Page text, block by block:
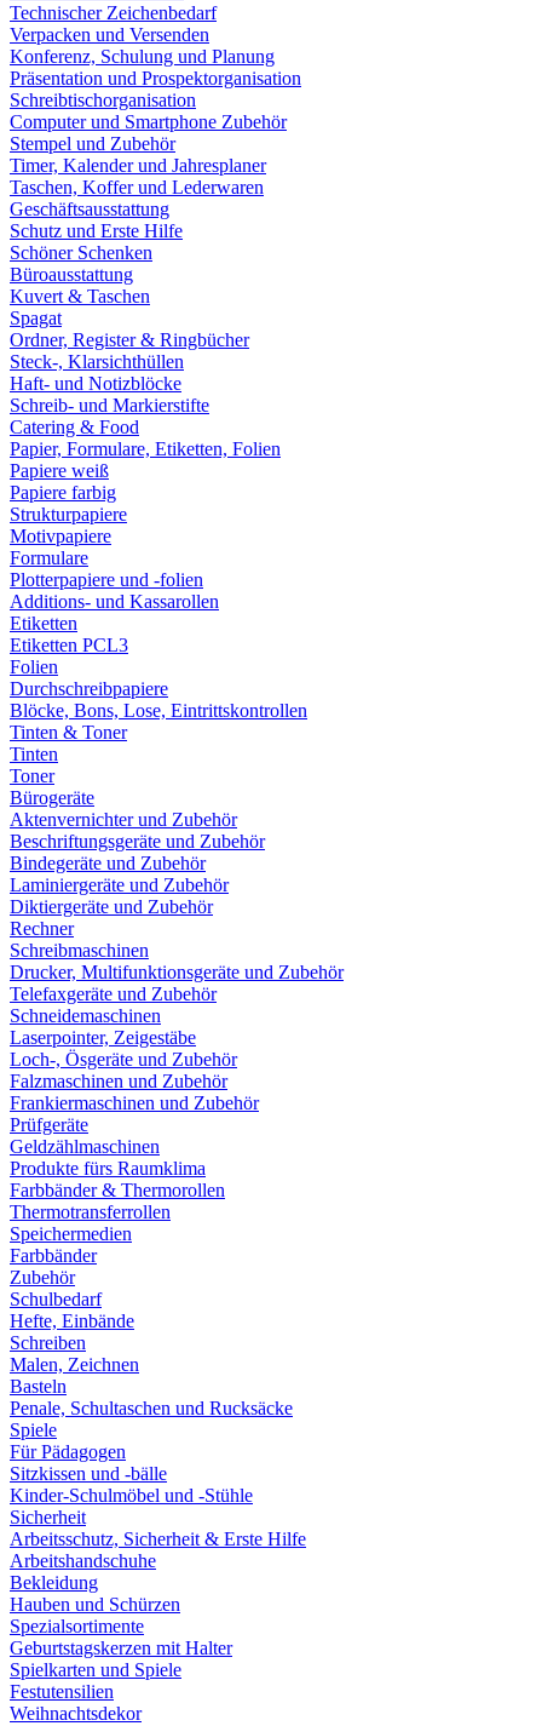
Technischer Zeichenbedarf
Verpacken und Versenden
Konferenz, Schulung und Planung
Präsentation und Prospektorganisation
Schreibtischorganisation
Computer und Smartphone Zubehör
Stempel und Zubehör
Timer, Kalender und Jahresplaner
Taschen, Koffer und Lederwaren
Geschäftsausstattung
Schutz und Erste Hilfe
Schöner Schenken
Büroausstattung
Kuvert & Taschen
Spagat
Ordner, Register & Ringbücher
Steck-, Klarsichthüllen
Haft- und Notizblöcke
Schreib- und Markierstifte
Catering & Food
Papier, Formulare, Etiketten, Folien
Papiere weiß
Papiere farbig
Strukturpapiere
Motivpapiere
Formulare
Plotterpapiere und -folien
Additions- und Kassarollen
Etiketten
Etiketten PCL3
Folien
Durchschreibpapiere
Blöcke, Bons, Lose, Eintrittskontrollen
Tinten & Toner
Tinten
Toner
Bürogeräte
Aktenvernichter und Zubehör
Beschriftungsgeräte und Zubehör
Bindegeräte und Zubehör
Laminiergeräte und Zubehör
Diktiergeräte und Zubehör
Rechner
Schreibmaschinen
Drucker, Multifunktionsgeräte und Zubehör
Telefaxgeräte und Zubehör
Schneidemaschinen
Laserpointer, Zeigestäbe
Loch-, Ösgeräte und Zubehör
Falzmaschinen und Zubehör
Frankiermaschinen und Zubehör
Prüfgeräte
Geldzählmaschinen
Produkte fürs Raumklima
Farbbänder & Thermorollen
Thermotransferrollen
Speichermedien
Farbbänder
Zubehör
Schulbedarf
Hefte, Einbände
Schreiben
Malen, Zeichnen
Basteln
Penale, Schultaschen und Rucksäcke
Spiele
Für Pädagogen
Sitzkissen und -bälle
Kinder-Schulmöbel und -Stühle
Sicherheit
Arbeitsschutz, Sicherheit & Erste Hilfe
Arbeitshandschuhe
Bekleidung
Hauben und Schürzen
Spezialsortimente
Geburtstagskerzen mit Halter
Spielkarten und Spiele
Festutensilien
Weihnachtsdekor